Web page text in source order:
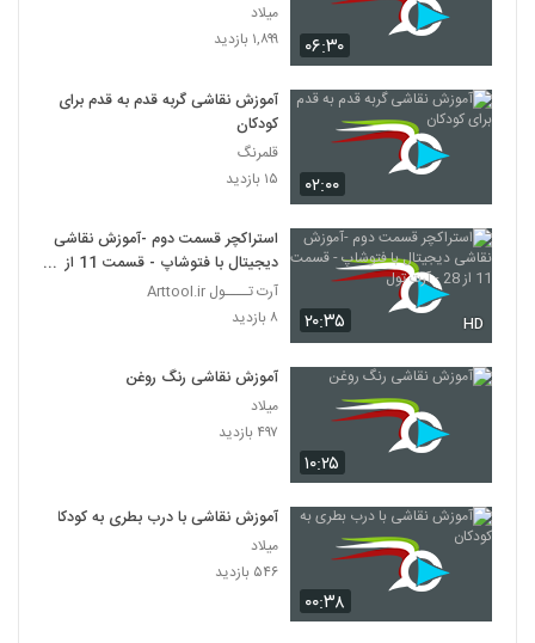
۰۶:۳۰
میلاد
۱,۸۹۹ بازدید
۰۲:۰۰
آموزش نقاشی گربه قدم به قدم برای
کودکان
قلمرنگ
۱۵ بازدید
۲۰:۳۵ HD
استراکچر قسمت دوم -آموزش نقاشی
دیجیتال با فتوشاپ - قسمت 11 از
28 - آرت تول
آرت تــــول Arttool.ir
۸ بازدید
۱۰:۲۵
آموزش نقاشی رنگ روغن
میلاد
۴۹۷ بازدید
۰۰:۳۸
آموزش نقاشی با درب بطری به کودکان
میلاد
۵۴۶ بازدید